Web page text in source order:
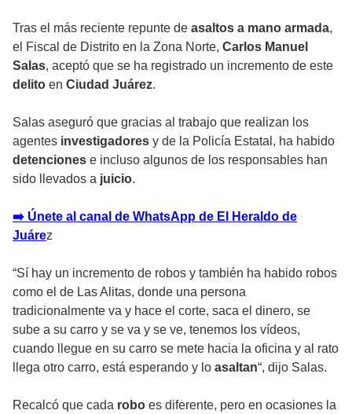
Tras el más reciente repunte de asaltos a mano armada,
el Fiscal de Distrito en la Zona Norte, Carlos Manuel
Salas, aceptó que se ha registrado un incremento de este
delito en Ciudad Juárez.
Salas aseguró que gracias al trabajo que realizan los
agentes investigadores y de la Policía Estatal, ha habido
detenciones e incluso algunos de los responsables han
sido llevados a juicio.
➡️ Únete al canal de WhatsApp de El Heraldo de
Juárez
“Sí hay un incremento de robos y también ha habido robos
como el de Las Alitas, donde una persona
tradicionalmente va y hace el corte, saca el dinero, se
sube a su carro y se va y se ve, tenemos los vídeos,
cuando llegue en su carro se mete hacia la oficina y al rato
llega otro carro, está esperando y lo asaltan“, dijo Salas.
Recalcó que cada robo es diferente, pero en ocasiones la